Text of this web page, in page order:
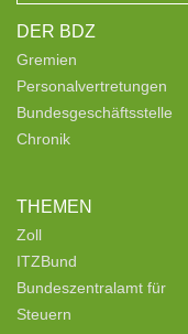
DER BDZ
Gremien
Personalvertretungen
Bundesgeschäftsstelle
Chronik
THEMEN
Zoll
ITZBund
Bundeszentralamt für
Steuern